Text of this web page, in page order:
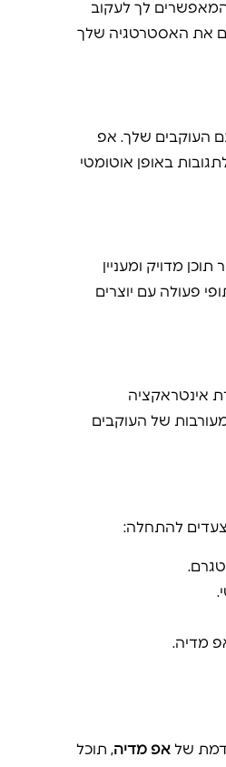
המאפשרים לך לעקוב
את האסטרטגיה שלך
העוקבים שלך. אפ
באופן אוטומטי
מדויק ומעניין
פעולה עם יוצרים
אינטראקציה
של העוקבים
להתחלה:
מדיה.
של אפ מדיה, תוכל